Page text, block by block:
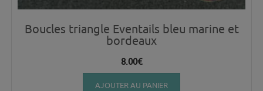
Boucles triangle Eventails bleu marine et
bordeaux
8.00€
AJOUTER AU PANIER